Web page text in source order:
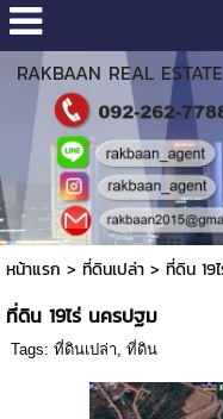
RAKBAAN REAL
หน้าแรก > ที่ดินเปล่า> ที่ดิน 19
ที่ดิน 19ไร่ นครปฐม
Tags: ที่ดินเปล่า, ที่ดิน